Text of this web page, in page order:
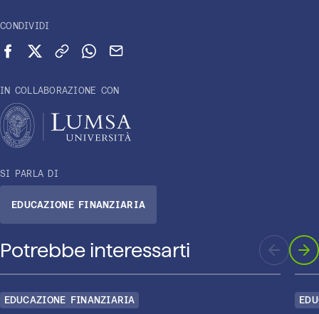
CONDIVIDI
Condividi su Facebook
Condividi su X (Twitter)
Copia link
Condividi su WhatsApp
Invia via email
IN COLLABORAZIONE CON
SI PARLA DI
EDUCAZIONE FINANZIARIA
Potrebbe interessarti
EDUCAZIONE FINANZIARIA